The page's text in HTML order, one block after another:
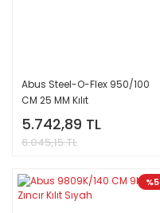
Abus Steel-O-Flex 950/100
CM 25 MM Kılıt
5.742,89 TL
6.045,15 TL
%5